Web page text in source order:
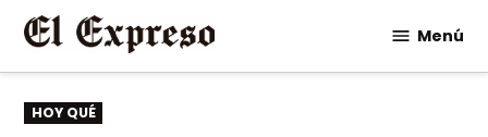
Saltar
contenido
Menú
PUBLICADO
EN
HOY QUÉ